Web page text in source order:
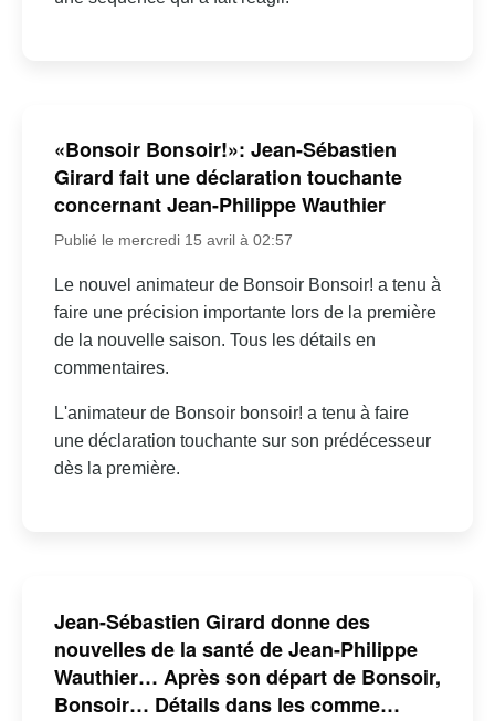
«Bonsoir Bonsoir!»: Jean-Sébastien
Girard fait une déclaration touchante
concernant Jean-Philippe Wauthier
Publié le mercredi 15 avril à 02:57
Le nouvel animateur de Bonsoir Bonsoir! a tenu à
faire une précision importante lors de la première
de la nouvelle saison. Tous les détails en
commentaires.
L'animateur de Bonsoir bonsoir! a tenu à faire
une déclaration touchante sur son prédécesseur
dès la première.
Jean-Sébastien Girard donne des
nouvelles de la santé de Jean-Philippe
Wauthier… Après son départ de Bonsoir,
Bonsoir… Détails dans les comme…